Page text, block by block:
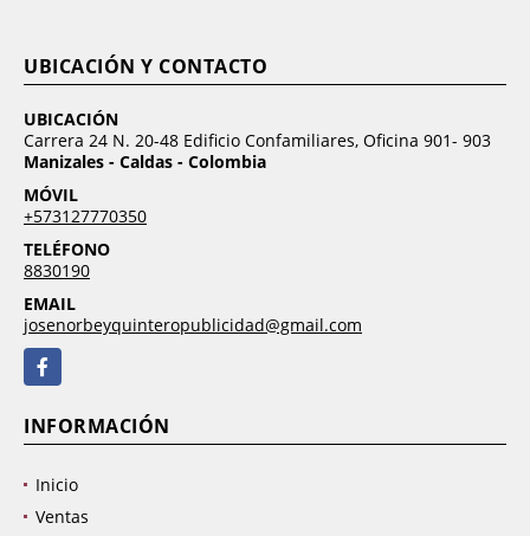
UBICACIÓN Y CONTACTO
UBICACIÓN
Carrera 24 N. 20-48 Edificio Confamiliares, Oficina 901- 903
Manizales - Caldas - Colombia
MÓVIL
+573127770350
TELÉFONO
8830190
EMAIL
josenorbeyquinteropublicidad@gmail.com
Facebook
INFORMACIÓN
Inicio
Ventas